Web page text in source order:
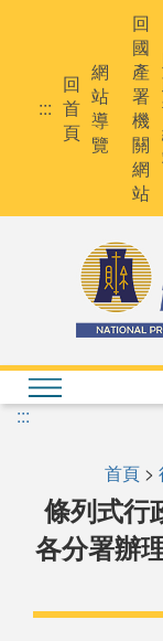
:::
回
首
頁
網
站
導
覽
回
國
產
署
機
關
網
站
:::
首頁 >
條列式行
各分署辦